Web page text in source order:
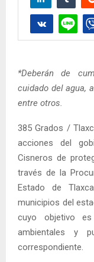
*Deberán de
cuidado del agua,
entre otros.
385 Grados /
acciones del
Cisneros de
través de la
Estado de
municipios del
cuyo objetivo
ambientales y
correspondiente.